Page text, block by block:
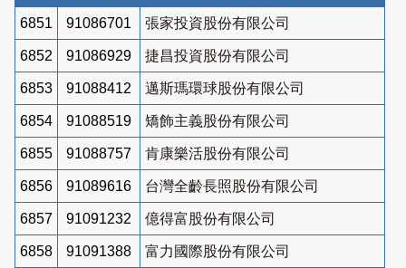
6851 91086701 張家投資股份有限公司
6852 91086929 捷昌投資股份有限公司
6853 91088412 邁斯瑪環球股份有限公司
6854 91088519 矯飾主義股份有限公司
6855 91088757 肯康樂活股份有限公司
6856 91089616 台灣全齡長照股份有限公司
6857 91091232 億得富股份有限公司
6858 91091388 富力國際股份有限公司